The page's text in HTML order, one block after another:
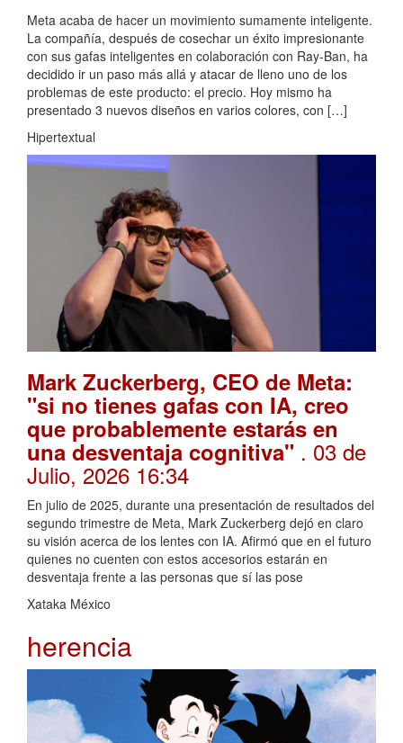
Meta acaba de hacer un movimiento sumamente inteligente.
La compañía, después de cosechar un éxito impresionante
con sus gafas inteligentes en colaboración con Ray-Ban, ha
decidido ir un paso más allá y atacar de lleno uno de los
problemas de este producto: el precio. Hoy mismo ha
presentado 3 nuevos diseños en varios colores, con […]
Hipertextual
Mark Zuckerberg, CEO de Meta:
"si no tienes gafas con IA, creo
que probablemente estarás en
una desventaja cognitiva" . 03 de
Julio, 2026 16:34
En julio de 2025, durante una presentación de resultados del
segundo trimestre de Meta, Mark Zuckerberg dejó en claro
su visión acerca de los lentes con IA. Afirmó que en el futuro
quienes no cuenten con estos accesorios estarán en
desventaja frente a las personas que sí las pose
Xataka México
herencia